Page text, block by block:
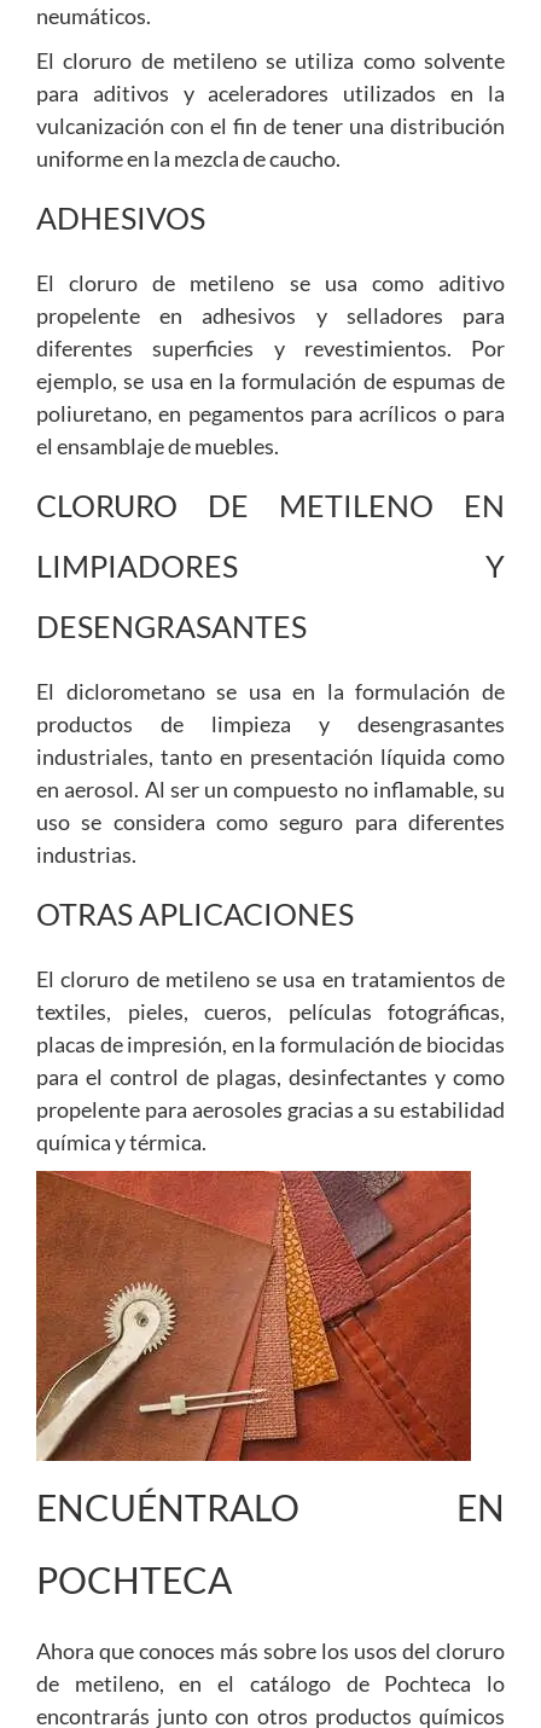
neumáticos.
El cloruro de metileno se utiliza como solvente
para aditivos y aceleradores utilizados en la
vulcanización con el fin de tener una distribución
uniforme en la mezcla de caucho.
ADHESIVOS
El cloruro de metileno se usa como aditivo
propelente en adhesivos y selladores para
diferentes superficies y revestimientos. Por
ejemplo, se usa en la formulación de espumas de
poliuretano, en pegamentos para acrílicos o para
el ensamblaje de muebles.
CLORURO DE METILENO EN
LIMPIADORES Y
DESENGRASANTES
El diclorometano se usa en la formulación de
productos de limpieza y desengrasantes
industriales, tanto en presentación líquida como
en aerosol. Al ser un compuesto no inflamable, su
uso se considera como seguro para diferentes
industrias.
OTRAS APLICACIONES
El cloruro de metileno se usa en tratamientos de
textiles, pieles, cueros, películas fotográficas,
placas de impresión, en la formulación de biocidas
para el control de plagas, desinfectantes y como
propelente para aerosoles gracias a su estabilidad
química y térmica.
ENCUÉNTRALO EN
POCHTECA
Ahora que conoces más sobre los usos del cloruro
de metileno, en el catálogo de Pochteca lo
encontrarás junto con otros productos químicos